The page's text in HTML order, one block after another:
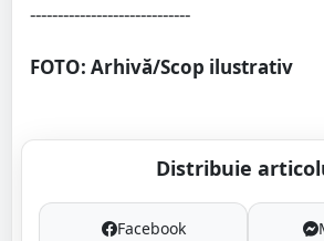
-----------------------------
FOTO: Arhivă/Scop ilustrativ
Distribuie
Facebook